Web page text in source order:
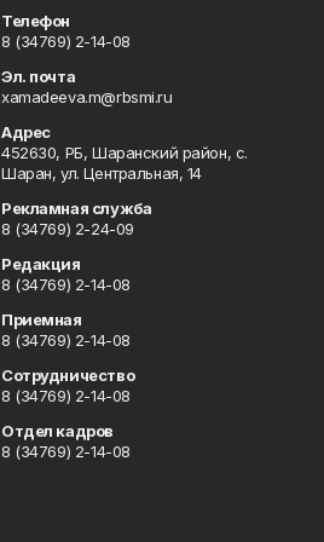
Телефон
8 (34769) 2-14-08
Эл. почта
xamadeeva.m@rbsmi.ru
Адрес
452630, РБ, Шаранский район, с.
Шаран, ул. Центральная, 14
Рекламная служба
8 (34769) 2-24-09
Редакция
8 (34769) 2-14-08
Приемная
8 (34769) 2-14-08
Сотрудничество
8 (34769) 2-14-08
Отдел кадров
8 (34769) 2-14-08